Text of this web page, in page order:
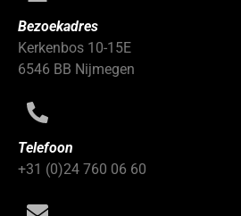
Bezoekadres
Kerkenbos 10-15E
6546 BB Nijmegen
Telefoon
+31 (0)24 760 06 60